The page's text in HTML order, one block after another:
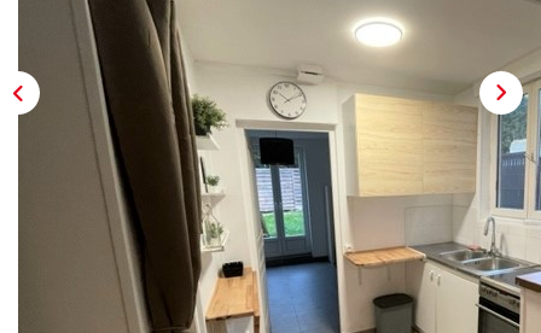
ESTIMATION
EXPERTISE
CONTACT